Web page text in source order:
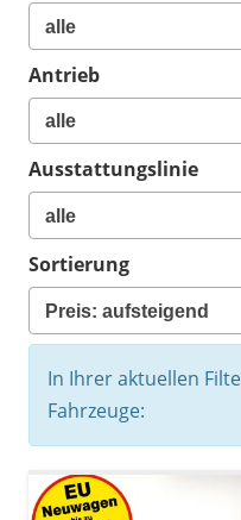
Antrieb
Ausstattungslinie
Sortierung
In Ihrer aktuellen
Fahrzeuge: